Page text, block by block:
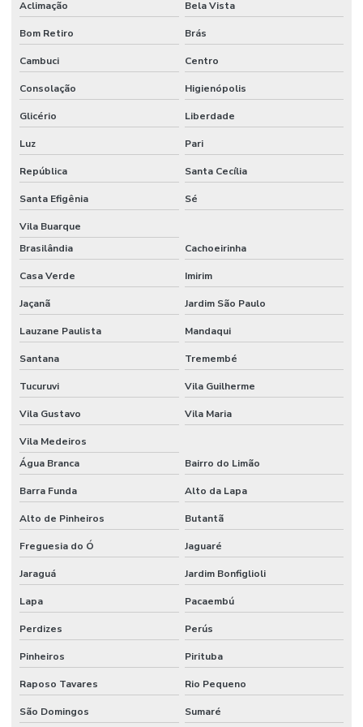
Etiquetas Adesivas Em Rolos De Diversas Medidas
Etiquetas Adesivas Para Caixas
Etiquetas Adesivas Para Embalagens
Etiquetas Adesivas Para Impressora
Etiquetas Adesivas Para Móveis
Etiquetas Adesivas Para Móveis Minas Gerais
Etiquetas Adesivas Personalizadas
Etiquetas Adesivas Personalizadas Em Santa Catarina
Etiquetas Adesivas Removíveis
Etiquetas Adesivas Resistentes Para Sacaria
Etiquetas Adesivas Sem Resíduo
Etiquetas Adesivas Térmicas Para Identificação
Etiquetas Autocolantes
Etiquetas Autocolantes Personalizadas
Etiquetas Bopp Adesiva
Etiquetas Bopp Adesiva Para Câmara Fria
Etiquetas Bopp Adesiva Para Congelados
Etiquetas Bopp Adesiva Para Identificação De Produtos
Etiquetas Bopp Para Laboratório
Etiquetas Bopp Removíveis Paraná
Etiquetas Bopp Removíveis Santa Catarina
Etiquetas Bopp Sem Cola Para Vidros
Aclimação Bela Vista
Bom Retiro Brás
Cambuci Centro
Consolação Higienópolis
Glicério Liberdade
Luz Pari
República Santa Cecília
Santa Efigênia Sé
Vila Buarque
Brasilândia
Cachoeirinha
Casa Verde Imirim
Jaçanã Jardim São Paulo
Lauzane Paulista Mandaqui
Santana Tremembé
Tucuruvi Vila Guilherme
Vila Gustavo Vila Maria
Vila Medeiros
Água Branca
Bairro do Limão
Barra Funda Alto da Lapa
Alto de Pinheiros Butantã
Freguesia do Ó Jaguaré
Jaraguá Jardim Bonfiglioli
Lapa Pacaembú
Perdizes Perús
Pinheiros Pirituba
Raposo Tavares Rio Pequeno
São Domingos Sumaré